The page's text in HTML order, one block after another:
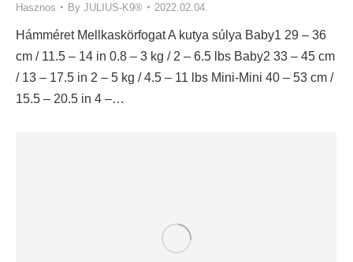
Hasznos By JULIUS-K9® 2022.02.04.
Hámméret Mellkaskörfogat A kutya súlya Baby1 29 – 36
cm / 11.5 – 14 in 0.8 – 3 kg / 2 – 6.5 lbs Baby2 33 – 45 cm
/ 13 – 17.5 in 2 – 5 kg / 4.5 – 11 lbs Mini-Mini 40 – 53 cm /
15.5 – 20.5 in 4 –…